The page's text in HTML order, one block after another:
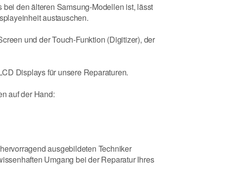
den älteren Samsung-Modellen ist, lässt
austauschen.
und der Touch-Funktion (Digitizer), der
Displays für unsere Reparaturen.
auf der Hand:
ausgebildeten Techniker
Umgang bei der Reparatur Ihres